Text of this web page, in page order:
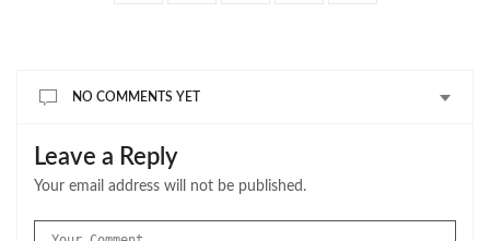
NO COMMENTS YET
Leave a Reply
Your email address will not be published.